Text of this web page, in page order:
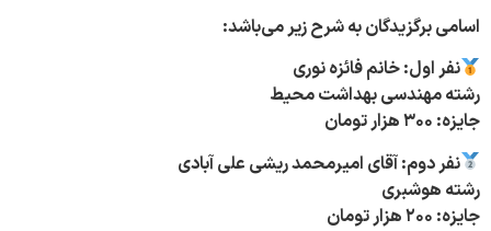
اسامی برگزیدگان به شرح زیر می‌باشد:
نفر اول: خانم فائزه نوری
رشته مهندسی بهداشت محیط
جایزه: ۳۰۰ هزار تومان
نفر دوم: آقای امیرمحمد ریشی علی آبادی
رشته هوشبری
جایزه: ۲۰۰ هزار تومان